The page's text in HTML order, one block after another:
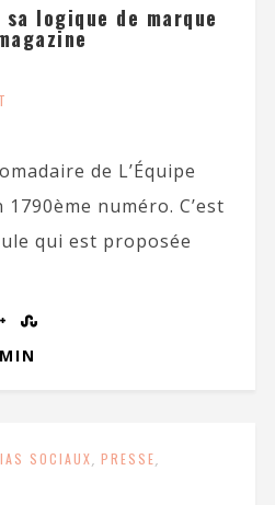
sa logique de marque
de L’Équipe
numéro. C’est
qui est proposée
SOCIAUX, PRESSE,